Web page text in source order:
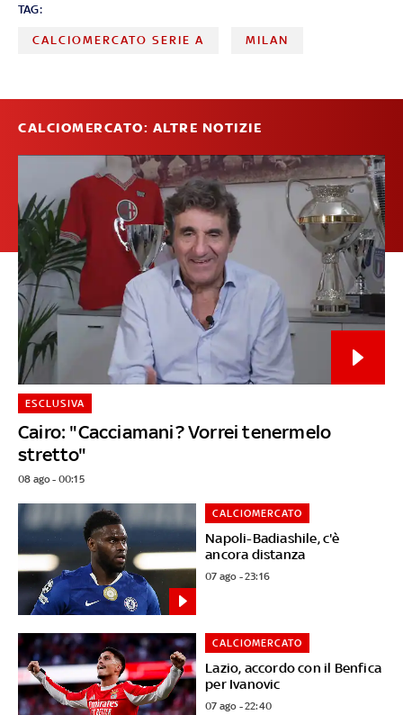
TAG:
CALCIOMERCATO SERIE A MILAN
CALCIOMERCATO: ALTRE NOTIZIE
Cairo: "Cacciamani? Vorrei tenermelo
stretto"
ESCLUSIVA
08 ago - 00:15
Napoli-Badiashile, c'è
ancora distanza
CALCIOMERCATO
07 ago - 23:16
Lazio, accordo con il Benfica
per Ivanovic
CALCIOMERCATO
07 ago - 22:40